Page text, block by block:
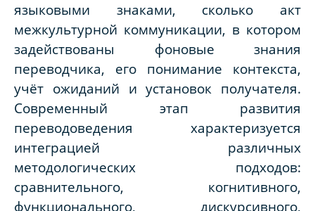
языковыми знаками, сколько акт
межкультурной коммуникации, в котором
задействованы фоновые знания
переводчика, его понимание контекста,
учёт ожиданий и установок получателя.
Современный этап развития
переводоведения характеризуется
интеграцией различных
методологических подходов:
сравнительного, когнитивного,
функционального, дискурсивного,